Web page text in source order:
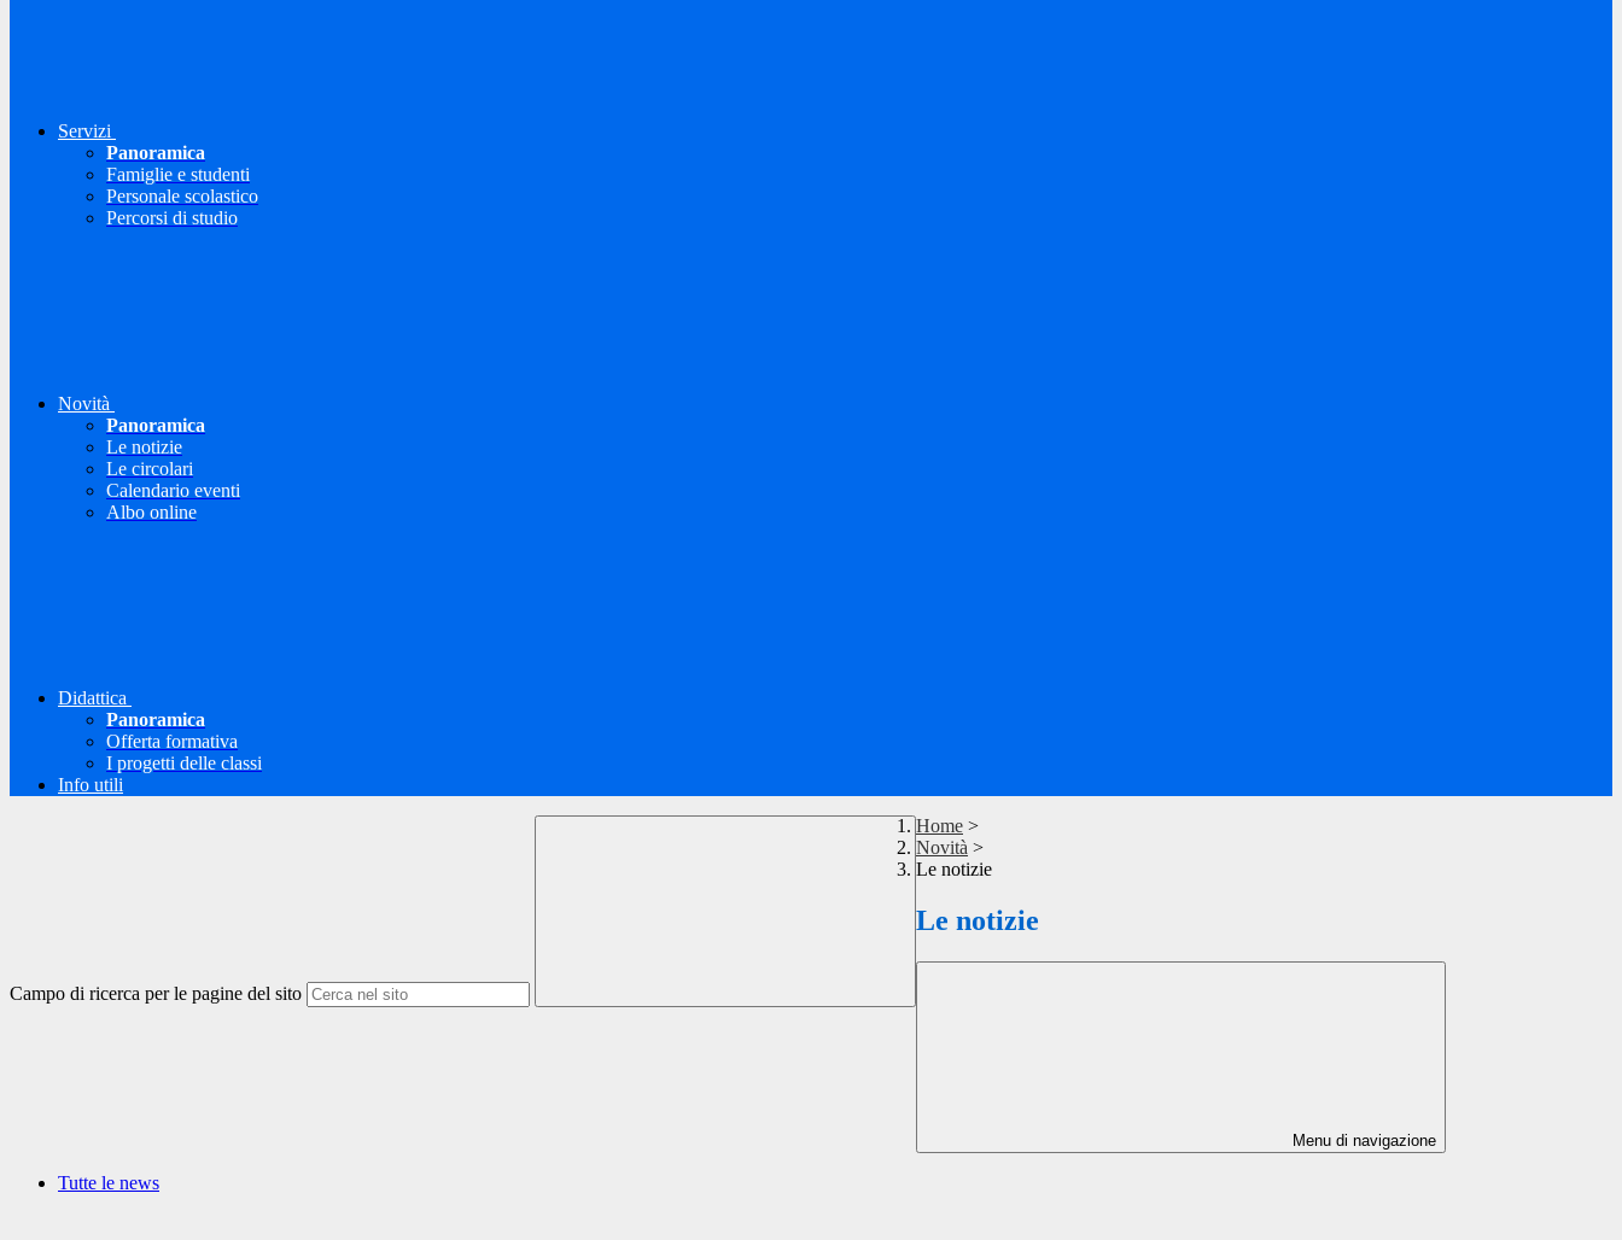
Servizi
Panoramica
Famiglie e studenti
Personale scolastico
Percorsi di studio
Novità
Panoramica
Le notizie
Le circolari
Calendario eventi
Albo online
Didattica
Panoramica
Offerta formativa
I progetti delle classi
Info utili
Campo di ricerca per le pagine del sito
Home >
Novità >
Le notizie
Le notizie
Menu di navigazione
Tutte le news